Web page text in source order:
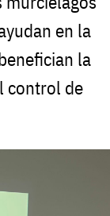
en la
la
control de